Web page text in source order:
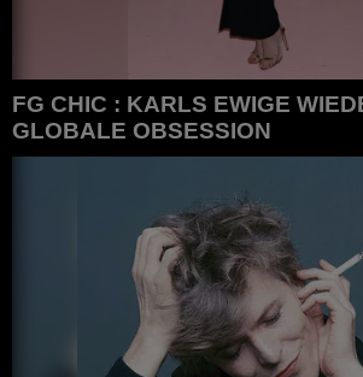
FG CHIC : KARLS EWIGE
GLOBALE OBSESSION
FG CHIC : Karls ewige Wiederkehr,